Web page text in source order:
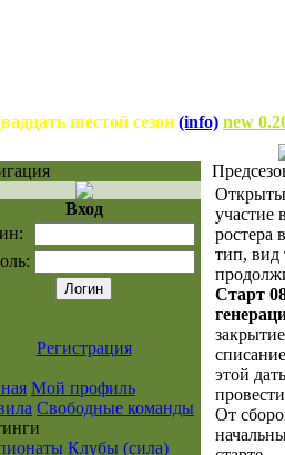
шестой сезон (info) new
Вход
Регистрация
Мой профиль
Свободные команды
Клубы (сила)
Открыты
участие
ростера
тип, вид
Старт
этой
От